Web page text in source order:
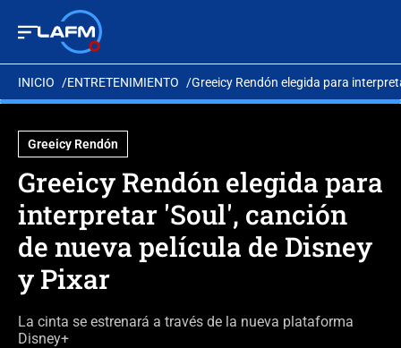
INICIO ENTRETENIMIENTO Greeicy Rendón elegida para
Greeicy Rendón
Greeicy Rendón elegida para
interpretar 'Soul', canción
de nueva película de Disney
y Pixar
La cinta se estrenará a través de la nueva plataforma
Disney+